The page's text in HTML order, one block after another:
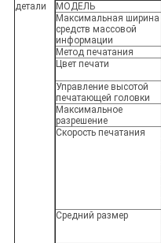
детали
МОДЕЛЬ
Максимальная ширина
средств массовой
информации
Метод печатания
Цвет печати
Управление высотой
печатающей головки
Максимальное
разрешение
Скорость печатания
Средний размер